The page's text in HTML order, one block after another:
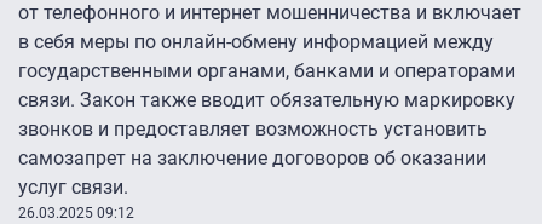
от телефонного и интернет мошенничества и включает
в себя меры по онлайн-обмену информацией между
государственными органами, банками и операторами
связи. Закон также вводит обязательную маркировку
звонков и предоставляет возможность установить
самозапрет на заключение договоров об оказании
услуг связи.
26.03.2025 09:12